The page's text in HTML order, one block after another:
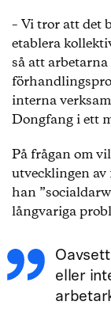
– Vi tror att det
etablera
så att
interna
Dongfang i ett
På frågan om
utvecklingen
han
långvariga
eller